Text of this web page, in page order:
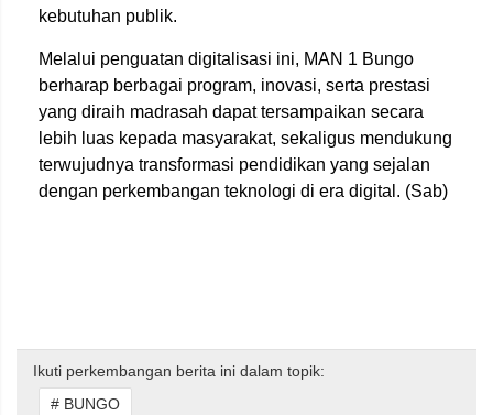
kebutuhan publik.
Melalui penguatan digitalisasi ini, MAN 1 Bungo
berharap berbagai program, inovasi, serta prestasi
yang diraih madrasah dapat tersampaikan secara
lebih luas kepada masyarakat, sekaligus mendukung
terwujudnya transformasi pendidikan yang sejalan
dengan perkembangan teknologi di era digital. (Sab)
Ikuti perkembangan berita ini dalam topik:
# BUNGO